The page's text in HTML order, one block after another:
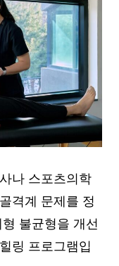
나 스포츠의학
격계 문제를 정
불균형을 개선
링 프로그램입